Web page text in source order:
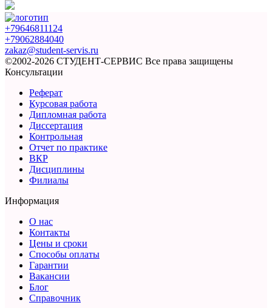
+79646811124
+79062884040
zakaz@student-servis.ru
©2002-2026 СТУДЕНТ-СЕРВИС Все права защищены
Консультации
Реферат
Курсовая работа
Дипломная работа
Диссертация
Контрольная
Отчет по практике
ВКР
Дисциплины
Филиалы
Информация
О нас
Контакты
Цены и сроки
Способы оплаты
Гарантии
Вакансии
Блог
Справочник